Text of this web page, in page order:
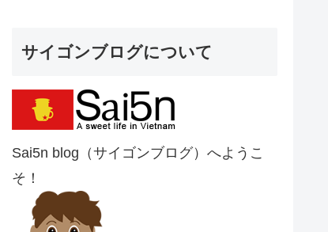
サイゴンブログについて
Sai5n blog（サイゴンブログ）へようこ
そ！